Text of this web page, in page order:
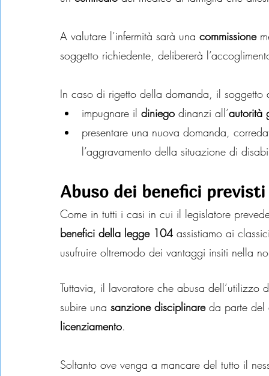
A valutare l’infermità sarà una commissione
soggetto richiedente, delibererà
In caso di rigetto della domanda, il soggetto
impugnare il diniego dinanzi all’autorità
presentare una nuova domanda,
l’aggravamento della situazione di
Abuso dei benefici
Come in tutti i casi in cui il legislatore
benefici della legge 104 assistiamo ai
usufruire oltremodo dei vantaggi insiti nella
Tuttavia, il lavoratore che abusa
subire una sanzione disciplinare da parte del
licenziamento.
Soltanto ove venga a mancare del tutto il